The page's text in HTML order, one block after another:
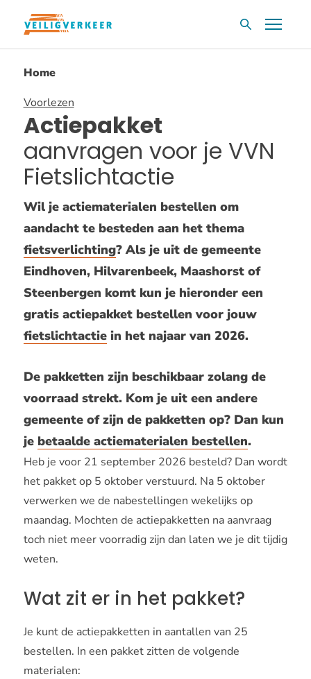
Overslaan
inhoud
ZoekvakMenu
Home
Voorlezen
Actiepakket
aanvragen voor je VVN
Fietslichtactie
Wil je actiematerialen bestellen om
aandacht te besteden aan het thema
fietsverlichting? Als je uit de gemeente
Eindhoven, Hilvarenbeek, Maashorst of
Steenbergen komt kun je hieronder een
gratis actiepakket bestellen voor jouw
fietslichtactiein het najaar van 2026.
De pakketten zijn beschikbaar zolang de
voorraad strekt. Kom je uit een andere
gemeente of zijn de pakketten op? Dan kun
je betaalde actiematerialen bestellen.
Heb je voor 21 september 2026 besteld? Dan wordt
het pakket op 5 oktober verstuurd. Na 5 oktober
verwerken we de nabestellingen wekelijks op
maandag. Mochten de actiepakketten na aanvraag
toch niet meer voorradig zijn dan laten we je dit tijdig
weten.
Wat zit er in het pakket?
Je kunt de actiepakketten in aantallen van 25
bestellen. In een pakket zitten de volgende
materialen: